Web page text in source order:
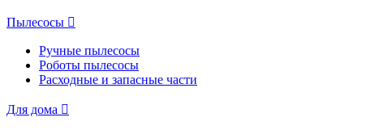
Пылесосы
Ручные пылесосы
Роботы пылесосы
Расходные и запасные части
Для дома